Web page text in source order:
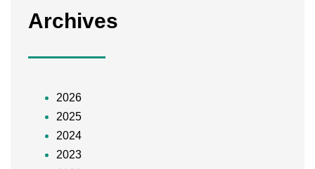
Archives
2026
2025
2024
2023